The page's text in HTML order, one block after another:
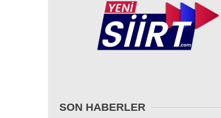
SON HABERLER